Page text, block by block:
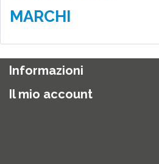
MARCHI
Informazioni
Il mio account